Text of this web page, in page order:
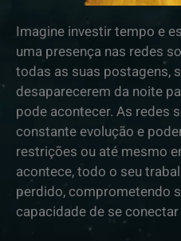
Imagine investir tempo e
uma presença nas redes
todas as suas postagens,
desaparecerem da noite
pode acontecer. As redes
constante evolução e
restrições ou até mesmo
acontece, todo o seu
perdido, comprometendo
capacidade de se